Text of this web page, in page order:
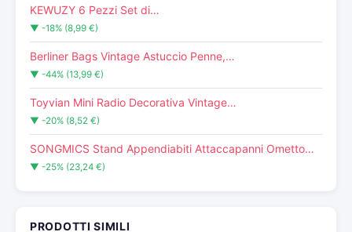
KEWUZY 6 Pezzi Set di…
▼ -18% (8,99 €)
Berliner Bags Vintage Astuccio Penne,…
▼ -44% (13,99 €)
Toyvian Mini Radio Decorativa Vintage…
▼ -20% (8,52 €)
SONGMICS Stand Appendiabiti Attaccapanni Ometto…
▼ -25% (23,24 €)
PRODOTTI SIMILI